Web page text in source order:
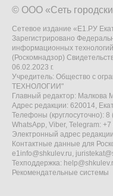
© ООО «Сеть
Сетевое издание «Е1.РУ
Зарегистрировано
информационных
(Роскомнадзор)
06.02.2023 г.
Учредитель: Общество с
ТЕХНОЛОГИИ"
Главный редактор: Малкова
Адрес редакции: 620014,
Телефоны (круглосуточно):
WhatsApp, Viber, Telegram:
Электронный адрес
Контактные данные для
e1info@shkulev.ru,
Техподдержка:
Рекомендательные системы